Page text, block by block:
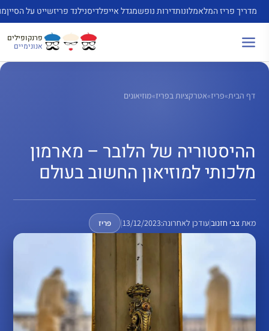
לדלג
לתוכן
מדריך פריז המלאמלונותדירות נופשמגדל אייפלדיסנילנד פריזשייט על הסיין
פרנקופילים
אנונימיים
דף הבית»פריז»אטרקציות בפריז»מוזיאונים
ההיסטוריה של הלובר – מארמון
מלכותי למוזיאון החשוב בעולם
מאתצבי חזנוב|עודכן לאחרונה:13/12/2023
| פריז